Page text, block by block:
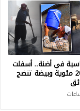
في أضنة.. أسفلت
بدرجة 200 مئوية وبيضة تنضج